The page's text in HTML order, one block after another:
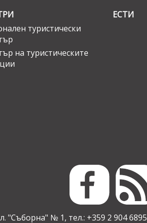
туристически
на туристическите
ЕСТИ
"Съборна" № 1, тел.: +359 2 904 6895